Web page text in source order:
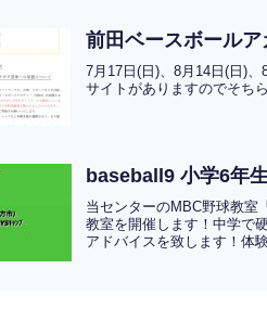
前田ベースボール
7月17日(日)、8月14日(日)
サイトがありますのでそち
baseball9 小学6年
当センターのMBC野球教室
教室を開催します！中学で
アドバイスを致します！体